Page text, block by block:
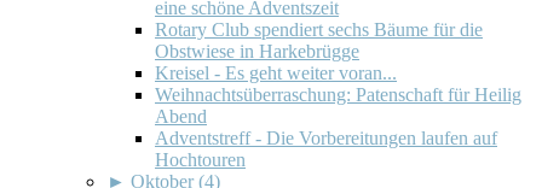
eine schöne Adventszeit
Rotary Club spendiert sechs Bäume für die
Obstwiese in Harkebrügge
Kreisel - Es geht weiter voran...
Weihnachtsüberraschung: Patenschaft für Heilig
Abend
Adventstreff - Die Vorbereitungen laufen auf
Hochtouren
► Oktober (4)